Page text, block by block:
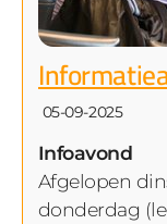
05-09-2025
Infoavond
Afgelopen
donderdag